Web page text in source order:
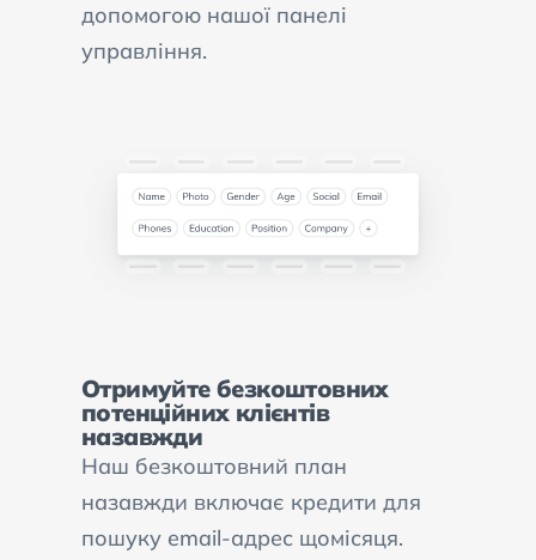
допомогою нашої панелі
управління.
Отримуйте безкоштовних
потенційних клієнтів
назавжди
Наш безкоштовний план
назавжди включає кредити для
пошуку email-адрес щомісяця.